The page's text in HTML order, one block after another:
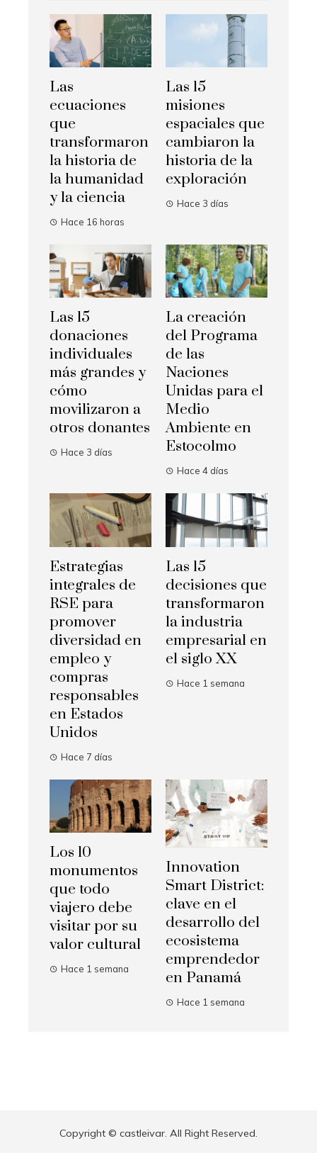
Las
ecuaciones
que
transformaron
la historia de
la humanidad
y la ciencia
Hace 16 horas
Las 15
misiones
espaciales que
cambiaron la
historia de la
exploración
Hace 3 días
Las 15
donaciones
individuales
más grandes y
cómo
movilizaron a
otros donantes
Hace 3 días
La creación
del Programa
de las
Naciones
Unidas para el
Medio
Ambiente en
Estocolmo
Hace 4 días
Estrategias
integrales de
RSE para
promover
diversidad en
empleo y
compras
responsables
en Estados
Unidos
Hace 7 días
Las 15
decisiones que
transformaron
la industria
empresarial en
el siglo XX
Hace 1 semana
Los 10
monumentos
que todo
viajero debe
visitar por su
valor cultural
Hace 1 semana
Innovation
Smart District:
clave en el
desarrollo del
ecosistema
emprendedor
en Panamá
Hace 1 semana
Copyright © castleivar. All Right Reserved.